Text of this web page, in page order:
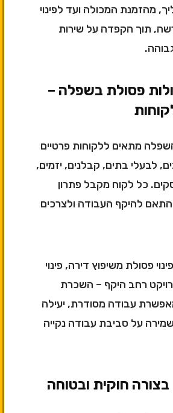
מהזמנת המכולה ועד לפינוי
תוך הקפדה על שירות
פסולת בשפלה –
מתאים ללקוחות פרטיים
לבעלי בתים, קבלנים, יזמים,
כל לקוח מקבל פתרון
להיקף העבודה ולצרכים
פסולת משיפוץ דירה, פינוי
רחב היקף – השכרת
עבודה מסודרת, יעילה
שמירה על סביבת עבודה נקייה
בצורה חוקית ובטוחה